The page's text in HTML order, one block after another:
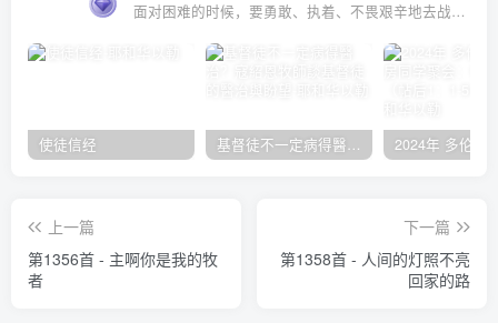
面对困难的时候，要勇敢、执着、不畏艰辛地去战胜它
使徒信经 基督徒不一定病得醫治？寇紹恩牧師談基督徒的醫治與盼望
上一篇
第1356首 - 主啊你是我的牧
者
下一篇
第1358首 - 人间的灯照不亮
回家的路